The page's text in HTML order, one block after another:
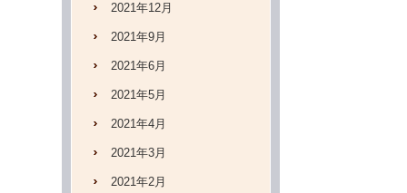
2021年12月
2021年9月
2021年6月
2021年5月
2021年4月
2021年3月
2021年2月